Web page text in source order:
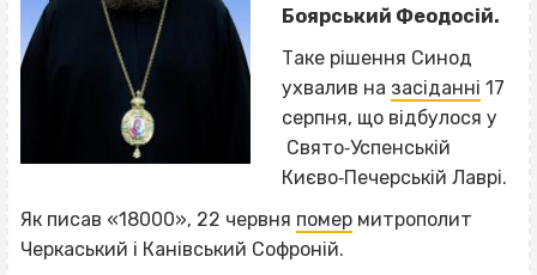
Боярський Феодосій.
Таке рішення Синод
ухвалив на засіданні 17
серпня, що відбулося у
Свято‐Успенській
Києво‐Печерській Лаврі.
Як писав «18000», 22 червня помер митрополит
Черкаський і Канівський Софроній.